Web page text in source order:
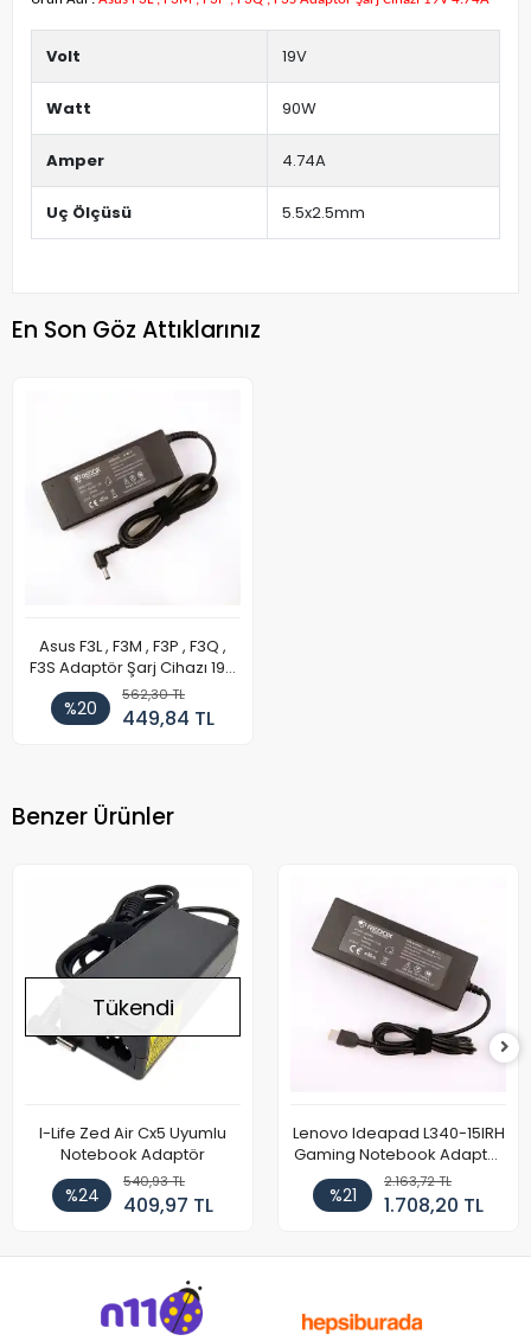
Volt 19V
Watt 90W
Amper 4.74A
Uç Ölçüsü 5.5x2.5mm
En Son Göz Attıklarınız
Asus F3L , F3M , F3P , F3Q ,
F3S Adaptör Şarj Cihazı 19V
4.74A
%20
562,30 TL
449,84 TL
Benzer Ürünler
Tükendi
I-Life Zed Air Cx5 Uyumlu
Notebook Adaptör
%24
540,93 TL
409,97 TL
Lenovo Ideapad L340-15IRH
Gaming Notebook Adaptör
Cihazı Şarj Aleti (150W)
%21
2.163,72 TL
1.708,20 TL